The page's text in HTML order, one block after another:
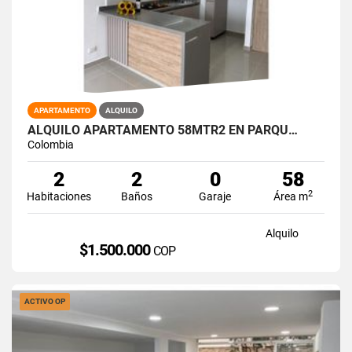
APARTAMENTO ALQUILO
ALQUILO APARTAMENTO 58MTR2 EN PARQU…
Colombia
2
Habitaciones
2
Baños
0
Garaje
58
Área m2
Alquilo
$1.500.000 COP
ACTIVO OP